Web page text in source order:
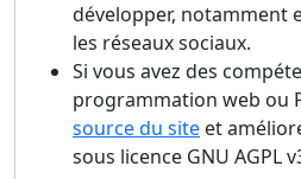
développer, notamment
les réseaux sociaux.
Si vous avez des
programmation web ou
source du site et
sous licence GNU AGPL